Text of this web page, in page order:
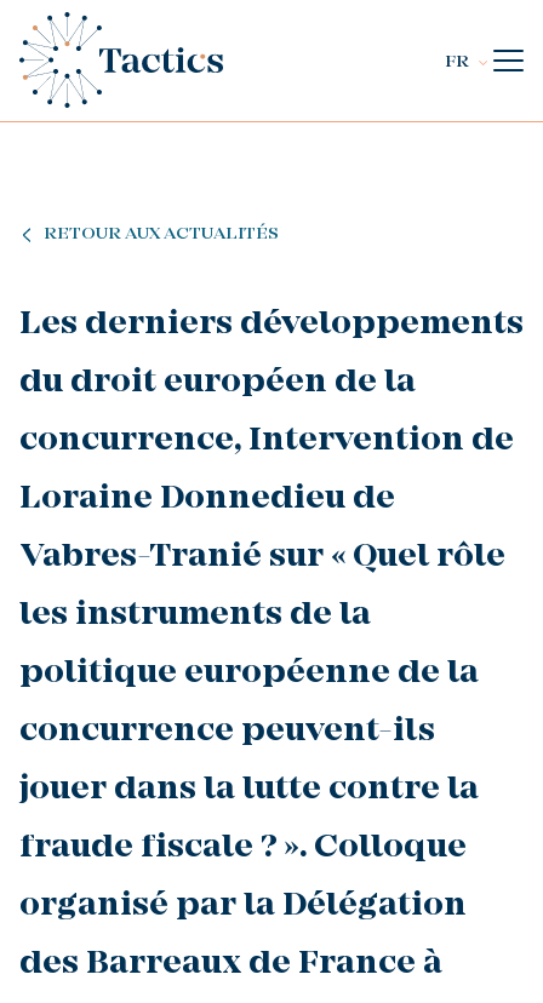
FR
RETOUR AUX ACTUALITÉS
Les derniers développements
du droit européen de la
concurrence, Intervention de
Loraine Donnedieu de
Vabres-Tranié sur « Quel rôle
les instruments de la
politique européenne de la
concurrence peuvent-ils
jouer dans la lutte contre la
fraude fiscale ? ». Colloque
organisé par la Délégation
des Barreaux de France à